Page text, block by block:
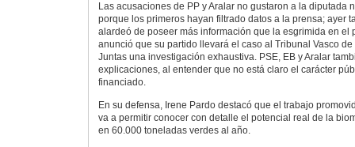
Las acusaciones de PP y Aralar no gustaron a la diputada
porque los primeros hayan filtrado datos a la prensa; ayer
alardeó de poseer más información que la esgrimida en el
anunció que su partido llevará el caso al Tribunal Vasco
Juntas una investigación exhaustiva. PSE, EB y Aralar
explicaciones, al entender que no está claro el carácter
financiado.
En su defensa, Irene Pardo destacó que el trabajo
va a permitir conocer con detalle el potencial real de la
en 60.000 toneladas verdes al año.